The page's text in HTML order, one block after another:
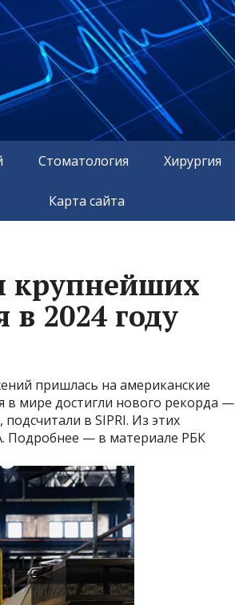
Стоматология Хирургия
Карта сайта
крупнейших
2024 году
пришлась на американские
в мире достигли нового рекорда —
в SIPRI. Из этих
Подробнее — в материале РБК